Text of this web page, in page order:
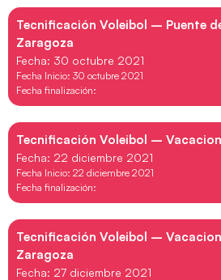
Tecnificación Voleibol – Puente
Zaragoza
Fecha: 30 octubre 2021
Fecha Inicio: 30 octubre 2021
Fecha finalización:
Tecnificación Voleibol –
Fecha: 22 diciembre 2021
Fecha Inicio: 22 diciembre 2021
Fecha finalización:
Tecnificación Voleibol –
Zaragoza
Fecha: 27 diciembre 2021